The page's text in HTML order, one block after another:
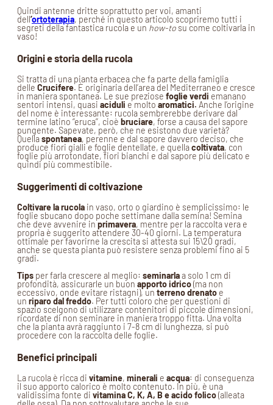
Quindi antenne dritte soprattutto per voi, amanti
dell’ortoterapia, perché in questo articolo scopriremo tutti i
segreti della fantastica rucola e un how-to su come coltivarla in
vaso!
Origini e storia della rucola
Si tratta di una pianta erbacea che fa parte della famiglia
delle Crucifere. È originaria dell’area del Mediterraneo e cresce
in maniera spontanea. Le sue preziose foglie verdi emanano
sentori intensi, quasi aciduli e molto aromatici. Anche l’origine
del nome è interessante: rucola sembrerebbe derivare dal
termine latino ‘’eruca’’, cioè bruciare, forse a causa del sapore
pungente. Sapevate, però, che ne esistono due varietà?
Quellaspontanea, perenne e dal sapore davvero deciso, che
produce fiori gialli e foglie dentellate, e quellacoltivata, con
foglie più arrotondate, fiori bianchi e dal sapore più delicato e
quindi più commestibile.
Suggerimenti di coltivazione
Coltivare la rucola in vaso, orto o giardino è semplicissimo: le
foglie sbucano dopo poche settimane dalla semina! Semina
che deve avvenire inprimavera, mentre per la raccolta vera e
propria è suggerito attendere 30-40 giorni. La temperatura
ottimale per favorirne la crescita si attesta sui 15\20 gradi,
anche se questa pianta può resistere senza problemi fino ai 5
gradi.
Tips per farla crescere al meglio: seminarlaa solo 1 cm di
profondità, assicurarle un buon apporto idrico(ma non
eccessivo, onde evitare ristagni), un terreno drenato e
un riparo dal freddo. Per tutti coloro che per questioni di
spazio scelgono di utilizzare contenitori di piccole dimensioni,
ricordate di non seminare in maniera troppo fitta. Una volta
che la pianta avrà raggiunto i 7-8 cm di lunghezza, si può
procedere con la raccolta delle foglie.
Benefici principali
La rucola è ricca di vitamine, minerali e acqua: di conseguenza
il suo apporto calorico è molto contenuto. In più, è una
validissima fonte di vitamina C, K, A, B e acido folico(alleata